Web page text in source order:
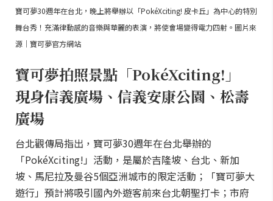
寶可夢30週年在台北，晚上將舉辦以「PokéXciting! 皮卡丘」為中心的特別
舞台秀！充滿律動感的音樂與華麗的表演，將使會場變得電力四射。圖片來
源｜寶可夢官方網站
寶可夢拍照景點「PokéXciting!」
現身信義廣場、信義安康公園、松壽
廣場
台北觀傳局指出，寶可夢30週年在台北舉辦的
「PokéXciting!」活動，是屬於吉隆坡、台北、新加
坡、馬尼拉及曼谷5個亞洲城市的限定活動；「寶可夢大
遊行」預計將吸引國內外遊客前來台北朝聖打卡；市府